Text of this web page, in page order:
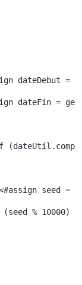
dateDebut
dateFin =
<#assign seed
(seed % 10000)